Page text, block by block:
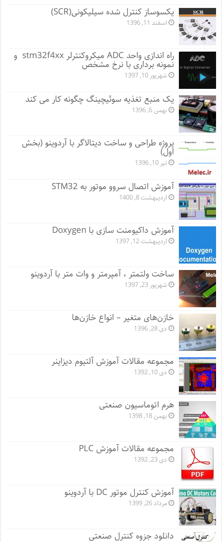
یکسوساز کنترل شده سیلیکونی(SCR)
اسفند 11, 1396
راه اندازی واحد ADC میکروکنترلر stm32f4xx و
نمونه برداری با نرخ مشخص
شهریور 10, 1397
یک منبع تغذیه سوئیچینگ چگونه کار می کند
بهمن 6, 1396
پروژه طراحی و ساخت دیتالاگر با آردوینو (بخش
اول)
تیر 10, 1396
آموزش اتصال سروو موتور به STM32
اردیبهشت 8, 1400
آموزش داکیومنت سازی با Doxygen
اردیبهشت 12, 1397
ساخت ولتمتر ، آمپرمتر و وات متر با آردوینو
شهریور 23, 1397
خازن‌های متغیر – انواع خازن‌ها
دی 28, 1396
مجموعه مقالات آموزش آلتیوم دیزاینر
دی 10, 1392
هرم اتوماسیون صنعتی
بهمن 18, 1398
مجموعه مقالات آموزش PLC
دی 23, 1392
آموزش کنترل موتور DC با آردوینو
مرداد 26, 1399
دانلود جزوه کنترل صنعتی